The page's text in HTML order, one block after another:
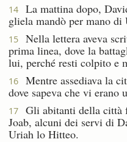
14
La mattina dopo,
gliela mandò per mano di
15
Nella lettera aveva
prima linea, dove la
lui, perché resti colpito e
16
Mentre assediava la
dove sapeva che vi erano
17
Gli abitanti della città
Joab, alcuni dei servi di
Uriah lo Hitteo.